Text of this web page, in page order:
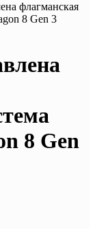
флагманская
8 Gen 3
8 Gen